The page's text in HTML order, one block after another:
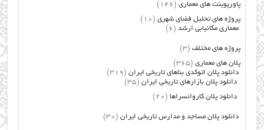
پاورپوینت های معماری (146)
پروژه های تحلیل فضای شهری (10)
معماری مکانیابی ارشد (6)
پروژه های مختلف (3)
پلان های معماری (365)
دانلود پلان اتوکدی بناهای تاریخی ایران (319)
دانلود پلان بازارهای تاریخی ایران (35)
دانلود پلان کاروانسراها (20)
دانلود پلان مساجد و مدارس تاریخی ایران (30)